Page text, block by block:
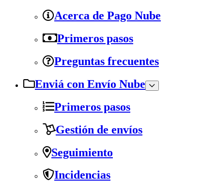
Acerca de Pago Nube
Primeros pasos
Preguntas frecuentes
Enviá con Envío Nube
Primeros pasos
Gestión de envíos
Seguimiento
Incidencias